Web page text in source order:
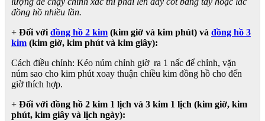
đồng hồ nhiều lần.
+ Đối với đồng hồ 2 kim (kim giờ và kim phút) và đồng hồ 3
kim (kim giờ, kim phút và kim giây):
Cách điều chỉnh: Kéo núm chỉnh giờ ra 1 nấc để chỉnh, vặn
núm sao cho kim phút xoay thuận chiều kim đồng hồ cho đến
giờ thích hợp.
+ Đối với đồng hồ 2 kim 1 lịch và 3 kim 1 lịch (kim giờ, kim
phút, kim giây và lịch ngày):